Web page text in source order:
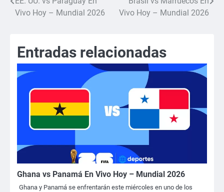
Navegación
Vivo Hoy – Mundial 2026
Vivo Hoy – Mundial 2026
Entradas relacionadas
Ghana vs Panamá En Vivo Hoy – Mundial 2026
Ghana y Panamá se enfrentarán este miércoles en uno de los